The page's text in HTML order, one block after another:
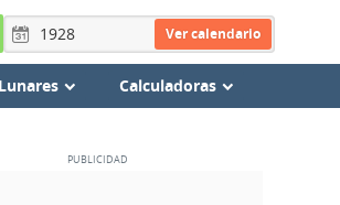
Ver calendario
Calculadoras